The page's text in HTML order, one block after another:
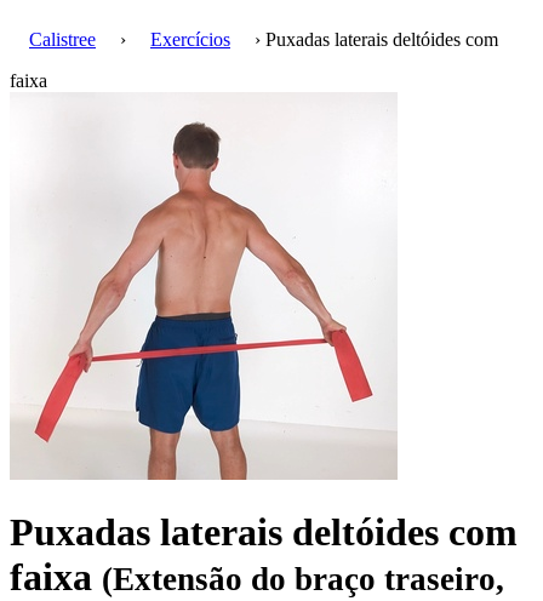
Calistree › Exercícios
› Puxadas laterais deltóides com
faixa
Puxadas laterais deltóides com
faixa (Extensão do braço traseiro,